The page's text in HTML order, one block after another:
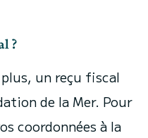
?
un reçu fiscal
de la Mer. Pour
coordonnées à la